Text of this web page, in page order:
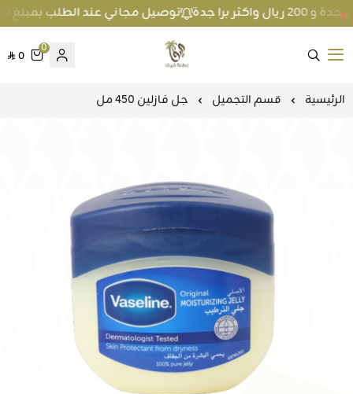
توصيل مجاني عند الطلب بمبلغ 100 ريال واكثر داخل جدة و 200 ريال واكثر برا جدة
متجر عطارة فيفا
0
0
الرئيسية قسم التجميل جل فازلين 450 مل